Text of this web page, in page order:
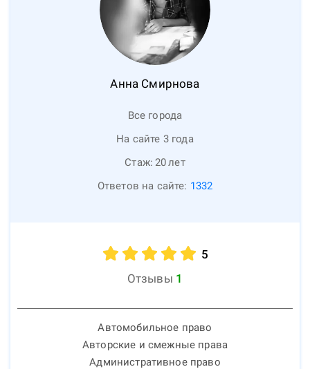
Анна Смирнова
Все города
На сайте 3 года
Стаж: 20лет
Ответов на сайте: 1332
5
Отзывы 1
Автомобильное право
Авторские и смежные права
Административное право